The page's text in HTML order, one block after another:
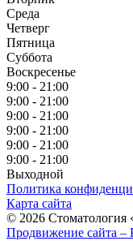
Среда
Четверг
Пятница
Суббота
Воскресенье
9:00 - 21:00
9:00 - 21:00
9:00 - 21:00
9:00 - 21:00
9:00 - 21:00
9:00 - 21:00
Выходной
Политика
Карта сайта
© 2026 Стоматология
Продвижение сайта –